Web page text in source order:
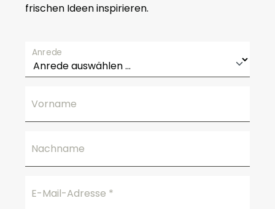
frischen Ideen inspirieren.
Anrede
Vorname
Nachname
E-Mail-Adresse *